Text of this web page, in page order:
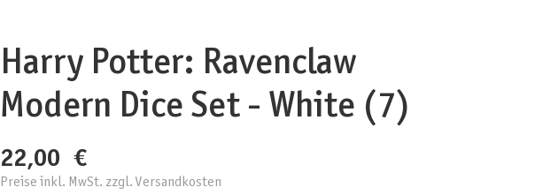
Harry Potter: Ravenclaw
Modern Dice Set - White (7)
22,00 €
Preise inkl. MwSt. zzgl. Versandkosten